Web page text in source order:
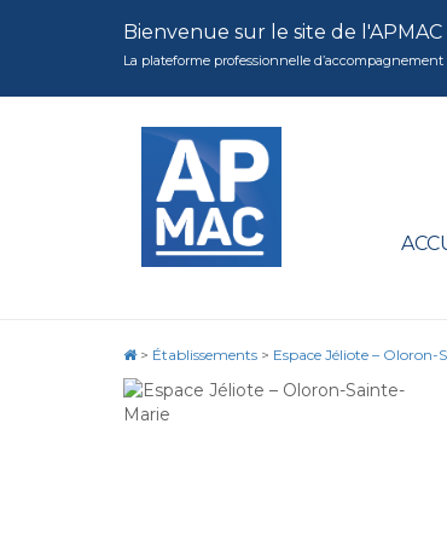
Bienvenue sur le site de
La plateforme professionnelle
> Établissements > Espace Jéliote – Oloron-